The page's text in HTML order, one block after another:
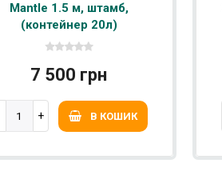
Mantle 1.5 м, штамб,
(контейнер 20л)
7 500 грн
В КОШИК